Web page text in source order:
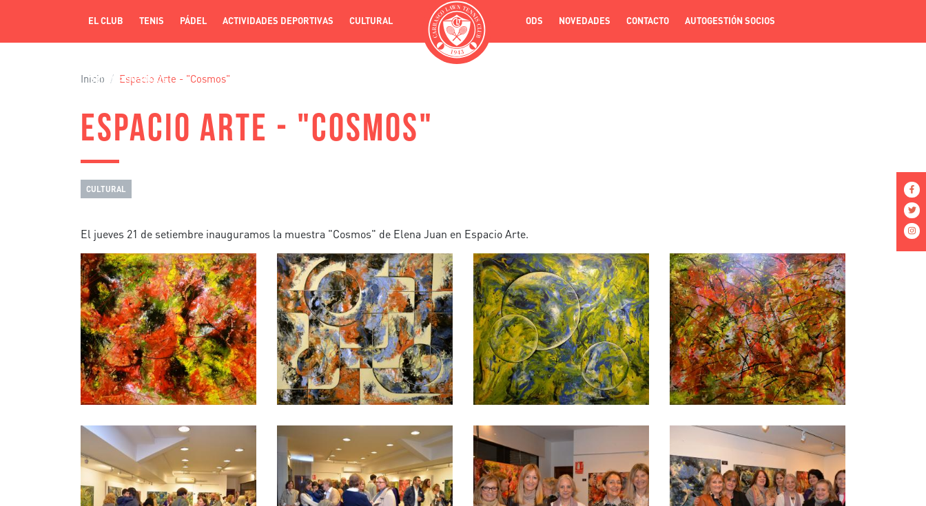
Pasar
al
contenido
principal
EL CLUB TENIS PÁDEL ACTIVIDADES DEPORTIVAS CULTURAL ODS NOVEDADES CONTACTO AUTOGESTIÓN SOCIOS
ACCESO SOCIOS
Inicio Espacio Arte - "Cosmos"
ESPACIO ARTE - "COSMOS"
CULTURAL
El jueves 21 de setiembre inauguramos la muestra "Cosmos" de Elena Juan en Espacio Arte.